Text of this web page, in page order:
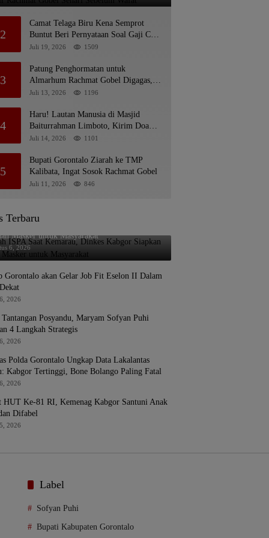
2
Camat Telaga Biru Kena Semprot
Buntut Beri Pernyataan Soal Gaji CS
Pentadio Barat yang Nunggak
Juli 19, 2026 1509
3
Patung Penghormatan untuk
Almarhum Rachmat Gobel Digagas,
Ini Tiga Lokasi yang Diusulkan
Juli 13, 2026 1196
4
Haru! Lautan Manusia di Masjid
Baiturrahman Limboto, Kirim Doa
untuk Almarhum Rachmat Gobel
Juli 14, 2026 1101
5
Bupati Gorontalo Ziarah ke TMP
Kalibata, Ingat Sosok Rachmat Gobel
Juli 11, 2026 846
Terbaru
ISPA Saat Kemarau, Dinkes Kabgor Siapkan
Masker untuk Masyarakat
6, 2026
Gorontalo akan Gelar Job Fit Eselon II Dalam
2026
Posyandu, Maryam Sofyan Puhi
4 Langkah Strategis
2026
Polda Gorontalo Ungkap Data Lakalantas
Kabgor Tertinggi, Bone Bolango Paling Fatal
2026
HUT Ke-81 RI, Kemenag Kabgor Santuni Anak
Difabel
2026
Label
Sofyan Puhi
Bupati Kabupaten Gorontalo